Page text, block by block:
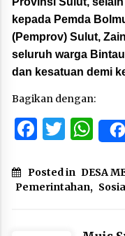
kepada Pemda
(Pemprov) Sulut,
seluruh warga
dan kesatuan demi
Bagikan dengan:
Posted in DESA
Pemerintahan,